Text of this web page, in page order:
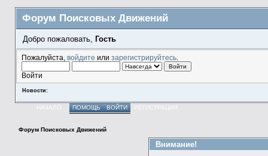
Форум Поисковых Движений
Добро пожаловать, Гость
Пожалуйста, войдите или зарегистрируйтесь.
Войти
Новости:
НАЧАЛО ПОМОЩЬ ВОЙТИ РЕГИСТРАЦИЯ
Форум Поисковых Движений
Внимание!